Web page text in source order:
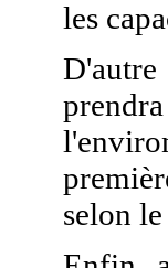
les
selon